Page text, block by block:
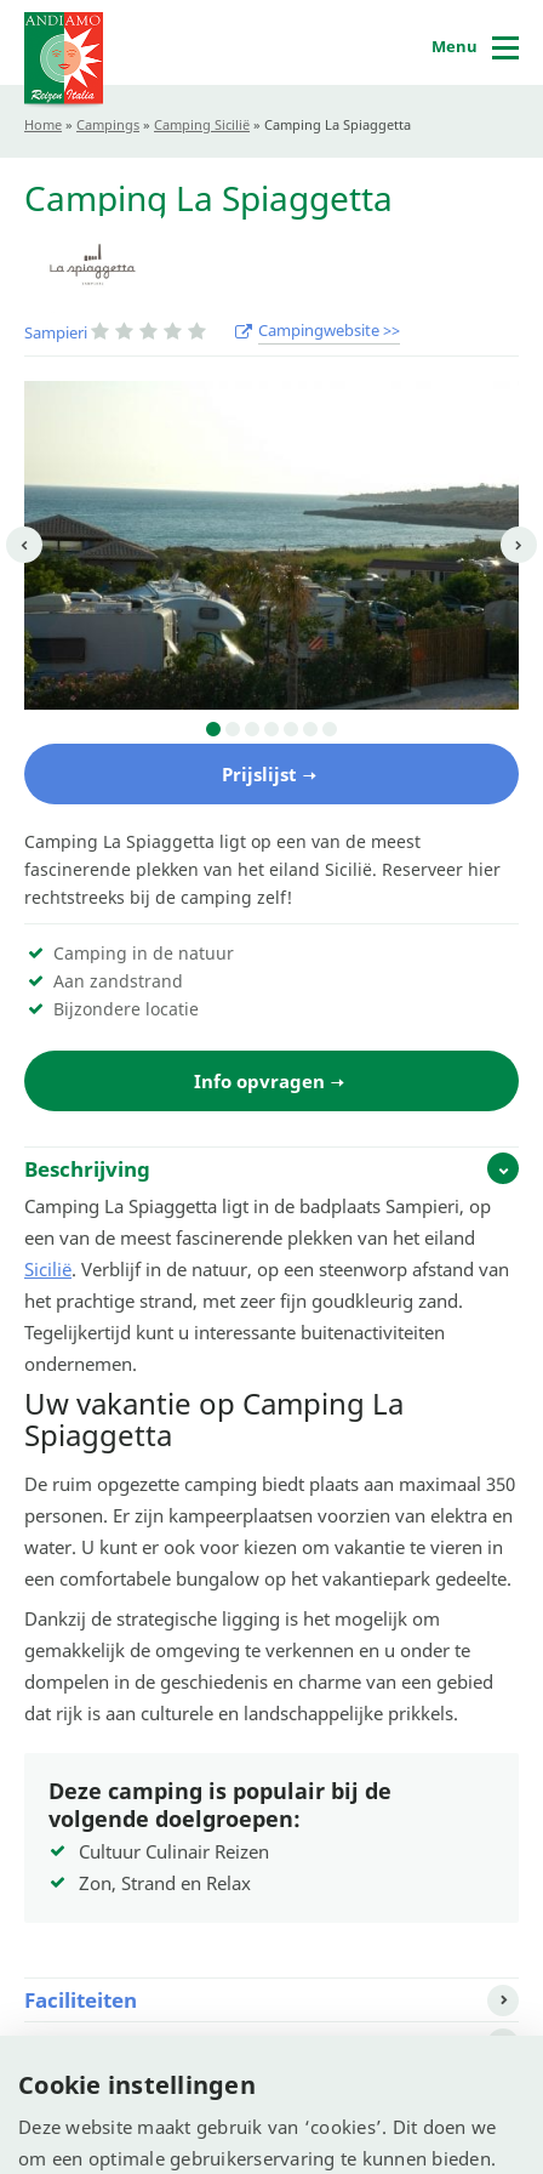
Menu
Home » Campings » Camping Sicilië » Camping La Spiaggetta
Camping La Spiaggetta
Sampieri Campingwebsite >>
Prijslijst
Camping La Spiaggetta ligt op een van de meest
fascinerende plekken van het eiland Sicilië. Reserveer hier
rechtstreeks bij de camping zelf!
Camping in de natuur
Aan zandstrand
Bijzondere locatie
Info opvragen
Beschrijving
Camping La Spiaggetta ligt in de badplaats Sampieri, op
een van de meest fascinerende plekken van het eiland
Sicilië. Verblijf in de natuur, op een steenworp afstand van
het prachtige strand, met zeer fijn goudkleurig zand.
Tegelijkertijd kunt u interessante buitenactiviteiten
ondernemen.
Uw vakantie op Camping La
Spiaggetta
De ruim opgezette camping biedt plaats aan maximaal 350
personen. Er zijn kampeerplaatsen voorzien van elektra en
water. U kunt er ook voor kiezen om vakantie te vieren in
een comfortabele bungalow op het vakantiepark gedeelte.
Dankzij de strategische ligging is het mogelijk om
gemakkelijk de omgeving te verkennen en u onder te
dompelen in de geschiedenis en charme van een gebied
dat rijk is aan culturele en landschappelijke prikkels.
Deze camping is populair bij de
volgende doelgroepen:
Cultuur Culinair Reizen
Zon, Strand en Relax
Faciliteiten
Beschikbaarheid
Cookie instellingen
Deze website maakt gebruik van ‘cookies’. Dit doen we
om een optimale gebruikerservaring te kunnen bieden.